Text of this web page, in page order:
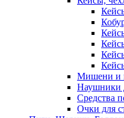
Мишени и
Наушники
Средства
Очки для